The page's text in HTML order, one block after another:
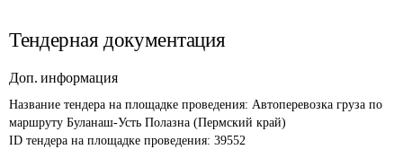
Тендерная документация
Доп. информация
Название тендера на площадке проведения: Автоперевозка груза по
маршруту Буланаш-Усть Полазна (Пермский край)
ID тендера на площадке проведения: 39552